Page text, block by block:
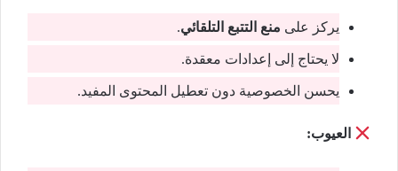
يركز على منع التتبع التلقائي.
لا يحتاج إلى إعدادات معقدة.
يحسن الخصوصية دون تعطيل المحتوى المفيد.
العيوب: